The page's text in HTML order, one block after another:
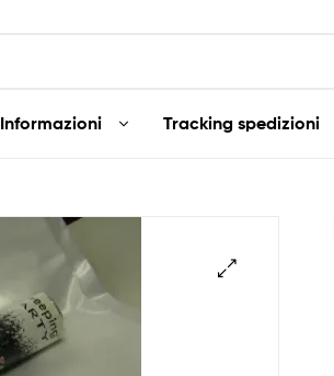
Informazioni Tracking spedizioni